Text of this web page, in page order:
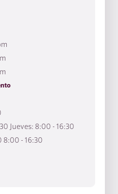
Jueves: 8:00 - 16:30
8:00 - 16:30